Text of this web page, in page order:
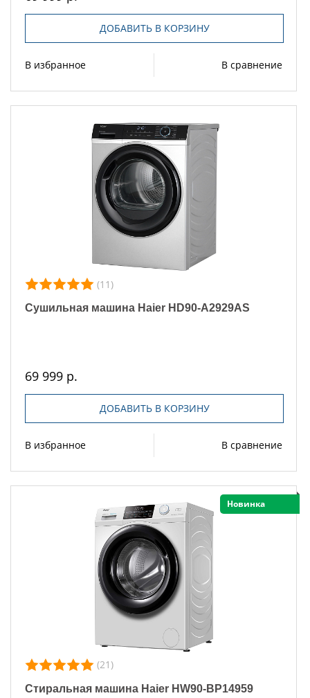
ДОБАВИТЬ В КОРЗИНУ
В избранное В сравнение
(11)
Сушильная машина Haier HD90-A2929AS
69 999 р.
ДОБАВИТЬ В КОРЗИНУ
В избранное В сравнение
Новинка
(21)
Стиральная машина Haier HW90-BP14959